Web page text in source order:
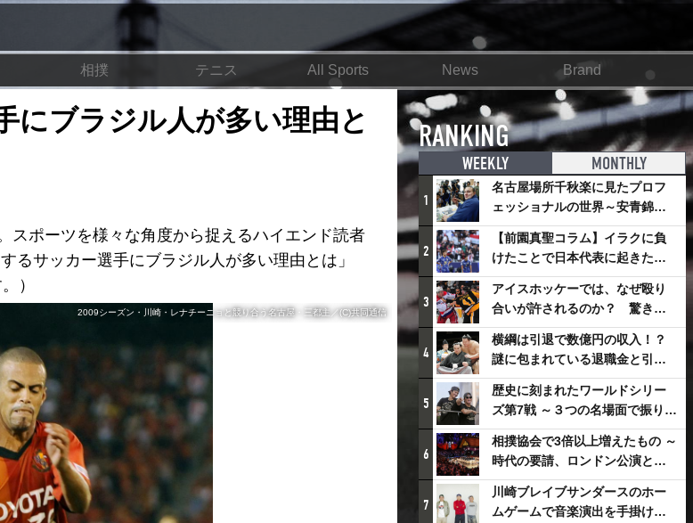
相撲 テニス All Sports News Brand
にブラジル人が多い理由と
スポーツを様々な角度から捉えるハイエンド読者
るサッカー選手にブラジル人が多い理由とは」
）
2009シーズン・川崎・レナチーニョと競り合う名古屋・三都主／(C)共同通信
RANKING
WEEKLY MONTHLY
1
名古屋場所千秋楽に見たプロフ
ェッショナルの世界～安青錦の
優勝を巡るさまざまなドラマ
2
【前園真聖コラム】イラクに負
けたことで日本代表に起きたプ
ラスとは
3
アイスホッケーでは、なぜ殴り
合いが許されるのか？ 驚きの
「ファイティング」ルールにつ
いて
4
横綱は引退で数億円の収入！？
謎に包まれている退職金と引退
相撲興行
5
歴史に刻まれたワールドシリー
ズ第7戦 ～３つの名場面で振り返
る～
6
相撲協会で3倍以上増えたもの ～
時代の要請、ロンドン公演と古
式大相撲
7
川崎ブレイブサンダースのホー
ムゲームで音楽演出を手掛ける